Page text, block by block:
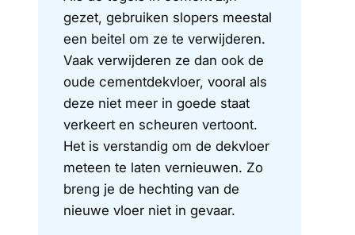
gezet, gebruiken slopers meestal
een beitel om ze te verwijderen.
Vaak verwijderen ze dan ook de
oude cementdekvloer, vooral als
deze niet meer in goede staat
verkeert en scheuren vertoont.
Het is verstandig om de dekvloer
meteen te laten vernieuwen. Zo
breng je de hechting van de
nieuwe vloer niet in gevaar.